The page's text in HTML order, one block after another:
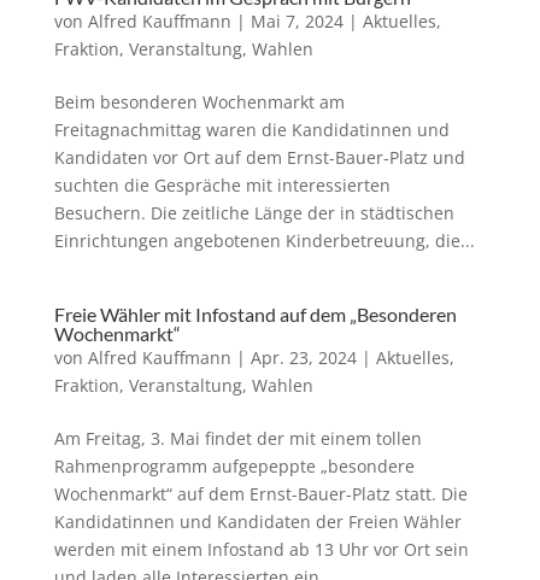
von Alfred Kauffmann | Mai 7, 2024| Aktuelles,
Fraktion, Veranstaltung, Wahlen
Beim besonderen Wochenmarkt am
Freitagnachmittag waren die Kandidatinnen und
Kandidaten vor Ort auf dem Ernst-Bauer-Platz und
suchten die Gespräche mit interessierten
Besuchern. Die zeitliche Länge der in städtischen
Einrichtungen angebotenen Kinderbetreuung, die...
Freie Wähler mit Infostand auf dem „Besonderen
Wochenmarkt“
von Alfred Kauffmann | Apr. 23, 2024| Aktuelles,
Fraktion, Veranstaltung, Wahlen
Am Freitag, 3. Mai findet der mit einem tollen
Rahmenprogramm aufgepeppte „besondere
Wochenmarkt“ auf dem Ernst-Bauer-Platz statt. Die
Kandidatinnen und Kandidaten der Freien Wähler
werden mit einem Infostand ab 13 Uhr vor Ort sein